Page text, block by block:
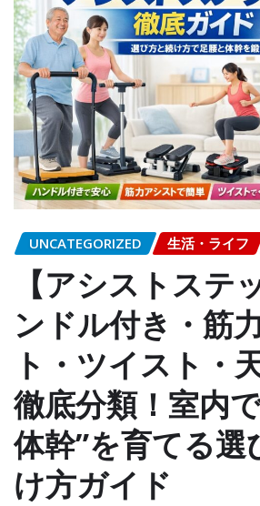
UNCATEGORIZED 生活・ライフ
【アシストステ
ンドル付き・筋
ト・ツイスト・
徹底分類！室内
体幹”を育てる選
け方ガイド